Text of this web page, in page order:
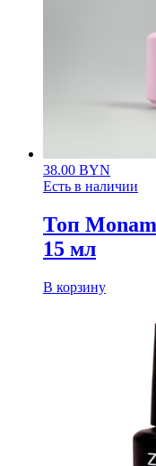
38.00 BYN
Есть в наличии
Топ
15 мл
В корзину